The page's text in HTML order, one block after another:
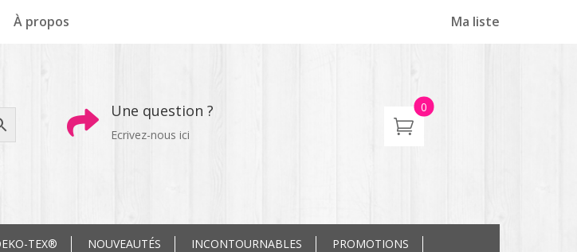
À propos Ma liste
 Une question ?
Ecrivez-nous ici
0
TEX® NOUVEAUTÉS INCONTOURNABLES
PROMOTIONS